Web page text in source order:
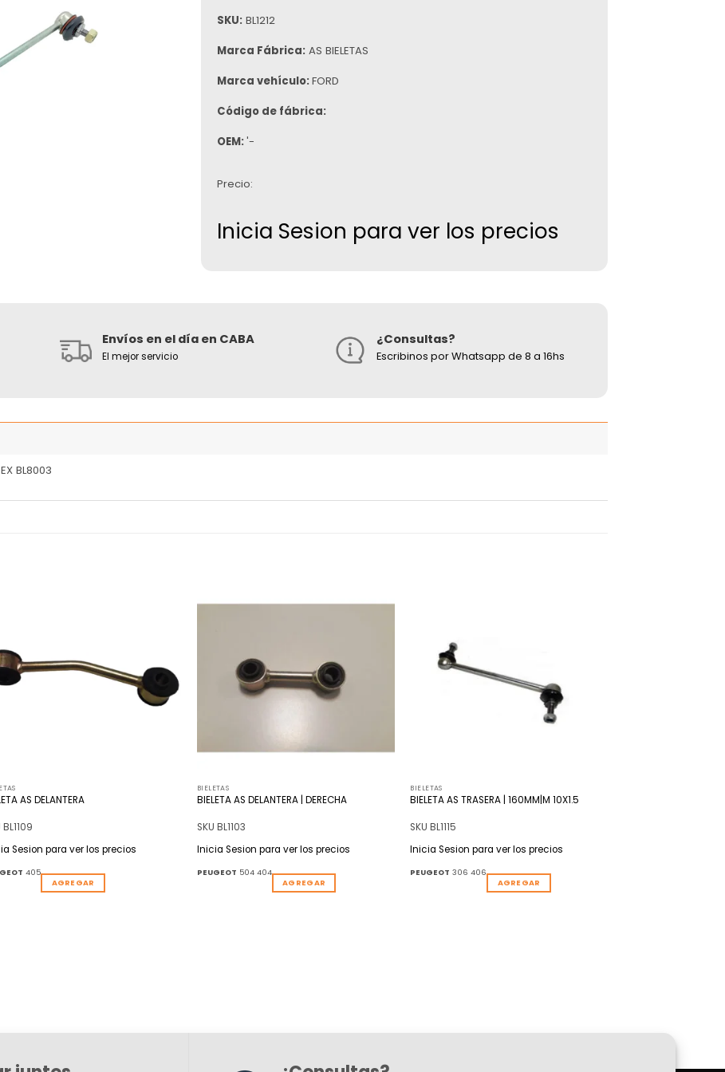
SKU: BL1212
Marca Fábrica: AS BIELETAS
Marca vehículo: FORD
Código de fábrica:
OEM: '-
Precio:
Inicia Sesion para ver los precios
Envíos en el día en CABA
El mejor servicio
¿Consultas?
Escribinos por Whatsapp de 8 a 16hs
BL8003
AS DELANTERA
BL1109
Sesion para ver los precios
405
AGREGAR
BIELETAS
BIELETA AS DELANTERA | DERECHA
SKU BL1103
Inicia Sesion para ver los precios
PEUGEOT 504 404
AGREGAR
BIELETAS
BIELETA AS TRASERA | 160MM|M 10X1.5
SKU BL1115
Inicia Sesion para ver los precios
PEUGEOT 306 406
AGREGAR